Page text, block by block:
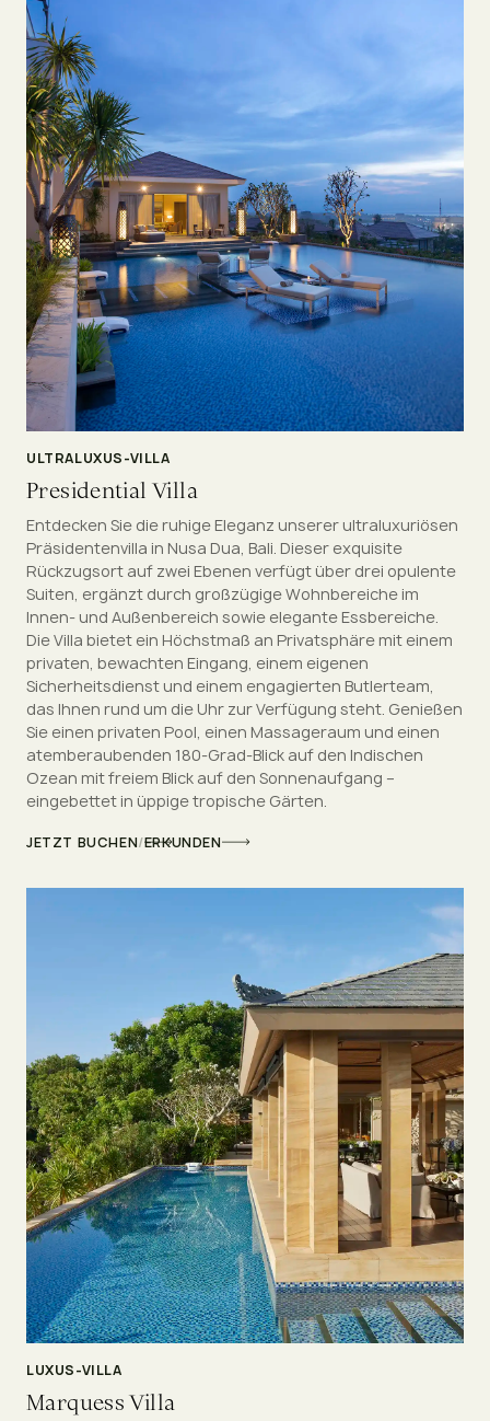
ULTRALUXUS-VILLA
Presidential Villa
Entdecken Sie die ruhige Eleganz unserer ultraluxuriösen
Präsidentenvilla in Nusa Dua, Bali. Dieser exquisite
Rückzugsort auf zwei Ebenen verfügt über drei opulente
Suiten, ergänzt durch großzügige Wohnbereiche im
Innen- und Außenbereich sowie elegante Essbereiche.
Die Villa bietet ein Höchstmaß an Privatsphäre mit einem
privaten, bewachten Eingang, einem eigenen
Sicherheitsdienst und einem engagierten Butlerteam,
das Ihnen rund um die Uhr zur Verfügung steht. Genießen
Sie einen privaten Pool, einen Massageraum und einen
atemberaubenden 180-Grad-Blick auf den Indischen
Ozean mit freiem Blick auf den Sonnenaufgang –
eingebettet in üppige tropische Gärten.
JETZT BUCHEN/ERKUNDEN
LUXUS-VILLA
Marquess Villa